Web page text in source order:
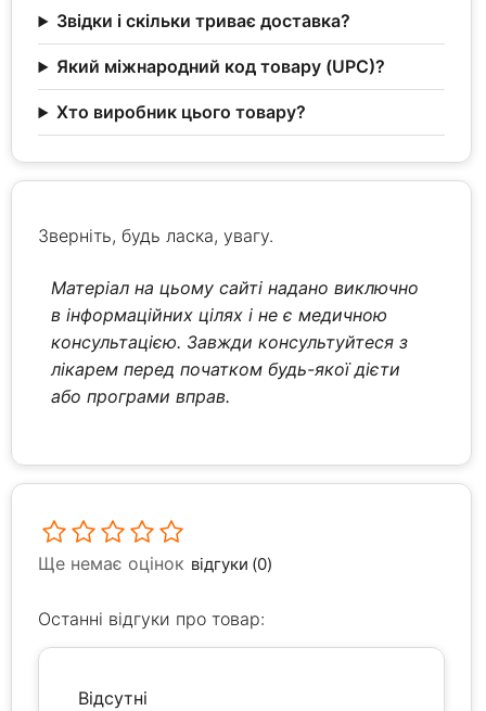
Звідки і скільки триває доставка?
Який міжнародний код товару (UPC)?
Хто виробник цього товару?
Зверніть, будь ласка, увагу.
Матеріал на цьому сайті надано виключно
в інформаційних цілях і не є медичною
консультацією. Завжди консультуйтеся з
лікарем перед початком будь-якої дієти
або програми вправ.
Ще немає оцінок відгуки (0)
Останні відгуки про товар:
Відсутні